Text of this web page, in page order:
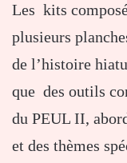
Les kits
plusieurs
de l’histoire
que des outils
du PEUL II,
et des thèmes